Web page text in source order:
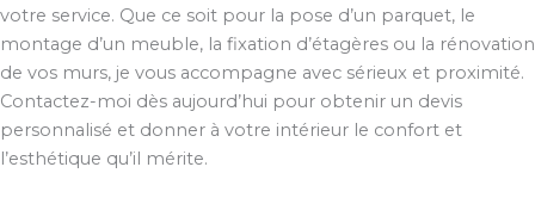
votre service. Que ce soit pour la pose d’un parquet, le
montage d’un meuble, la fixation d’étagères ou la rénovation
de vos murs, je vous accompagne avec sérieux et proximité.
Contactez-moi dès aujourd’hui pour obtenir un devis
personnalisé et donner à votre intérieur le confort et
l’esthétique qu’il mérite.